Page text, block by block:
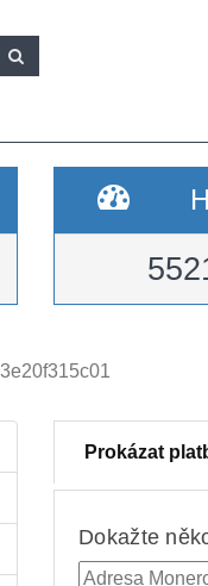
Prokázat
Dokažte